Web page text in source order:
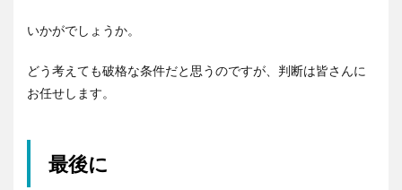
いかがでしょうか。
どう考えても破格な条件だと思うのですが、判断は皆さんに
お任せします。
最後に